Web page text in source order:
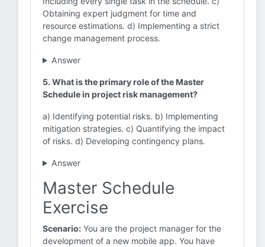
Obtaining expert judgment for time and
resource estimations. d) Implementing a strict
change management process.
Answer
5. What is the primary role of the Master
Schedule in project risk management?
a) Identifying potential risks. b) Implementing
mitigation strategies. c) Quantifying the impact
of risks. d) Developing contingency plans.
Answer
Master Schedule
Exercise
Scenario: You are the project manager for the
development of a new mobile app. You have